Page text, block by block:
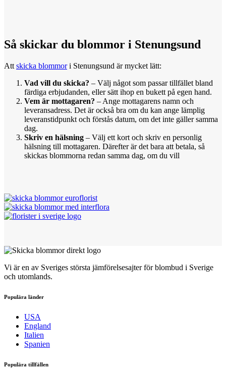
Så skickar du blommor i Stenungsund
Att skicka blommori Stenungsund är mycket lätt:
Vad vill du skicka? – Välj något som passar tillfället bland
färdiga erbjudanden, eller sätt ihop en bukett på egen hand.
Vem är mottagaren? – Ange mottagarens namn och
leveransadress. Det är också bra om du kan ange lämplig
leveranstidpunkt och förstås datum, om det inte gäller samma
dag.
Skriv en hälsning – Välj ett kort och skriv en personlig
hälsning till mottagaren. Därefter är det bara att betala, så
skickas blommorna redan samma dag, om du vill
Vi är en av Sveriges största jämförelsesajter för blombud i Sverige
och utomlands.
Populära länder
USA
England
Italien
Spanien
Populära tillfällen